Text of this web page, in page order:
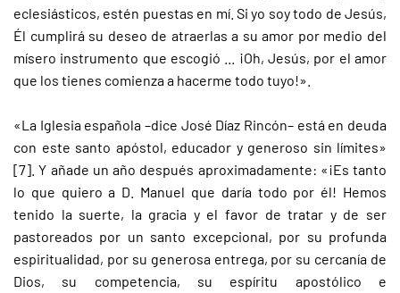
eclesiásticos, estén puestas en mí. Si yo soy todo de Jesús,
Él cumplirá su deseo de atraerlas a su amor por medio del
mísero instrumento que escogió ... ¡Oh, Jesús, por el amor
que los tienes comienza a hacerme todo tuyo!».
«La Iglesia española –dice José Díaz Rincón– está en deuda
con este santo apóstol, educador y generoso sin límites»
[7]. Y añade un año después aproximadamente: «¡Es tanto
lo que quiero a D. Manuel que daría todo por él! Hemos
tenido la suerte, la gracia y el favor de tratar y de ser
pastoreados por un santo excepcional, por su profunda
espiritualidad, por su generosa entrega, por su cercanía de
Dios, su competencia, su espíritu apostólico e